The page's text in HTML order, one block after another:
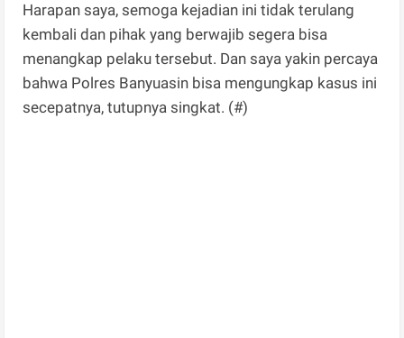
Harapan saya, semoga kejadian ini tidak terulang
kembali dan pihak yang berwajib segera bisa
menangkap pelaku tersebut. Dan saya yakin percaya
bahwa Polres Banyuasin bisa mengungkap kasus ini
secepatnya, tutupnya singkat. (#)